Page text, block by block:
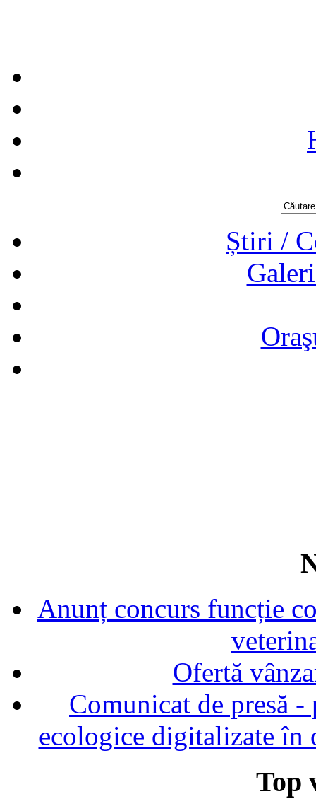
Știri /
Anunț concurs funcție
Ofertă
Comunicat de presă
ecologice digitalizate în
Top